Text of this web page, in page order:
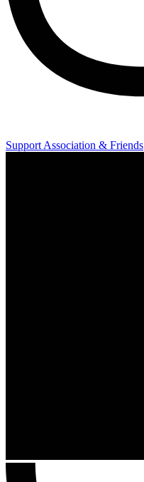
Support Association & Friends